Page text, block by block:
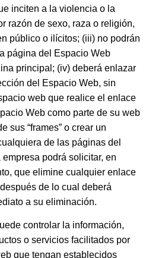
inciten a la violencia o la
razón de sexo, raza o religión,
público o ilícitos; (iii) no podrán
página del Espacio Web
principal; (iv) deberá enlazar
del Espacio Web, sin
web que realice el enlace
Web como parte de su web
sus “frames” o crear un
de las páginas del
podrá solicitar, en
que elimine cualquier enlace
de lo cual deberá
a su eliminación.
controlar la información,
o servicios facilitados por
que tengan establecidos